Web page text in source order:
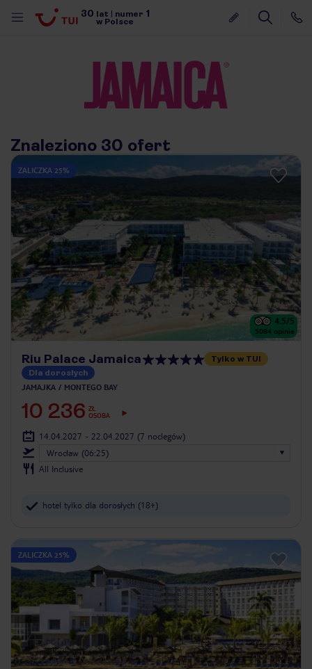
30 lat numer 1
w Polsce
Znaleziono 30 ofert
ZALICZKA 25%
4.5/5
5084 opinie
Riu Palace Jamaica
Tylko w TUI
Dla dorosłych
JAMAJKA MONTEGO BAY
10 236 ZŁ
OSOBA
14.04.2027 - 22.04.2027 (7 noclegów)
Wrocław (06:25)
All Inclusive
hotel tylko dla dorosłych (18+)
ZALICZKA 25%